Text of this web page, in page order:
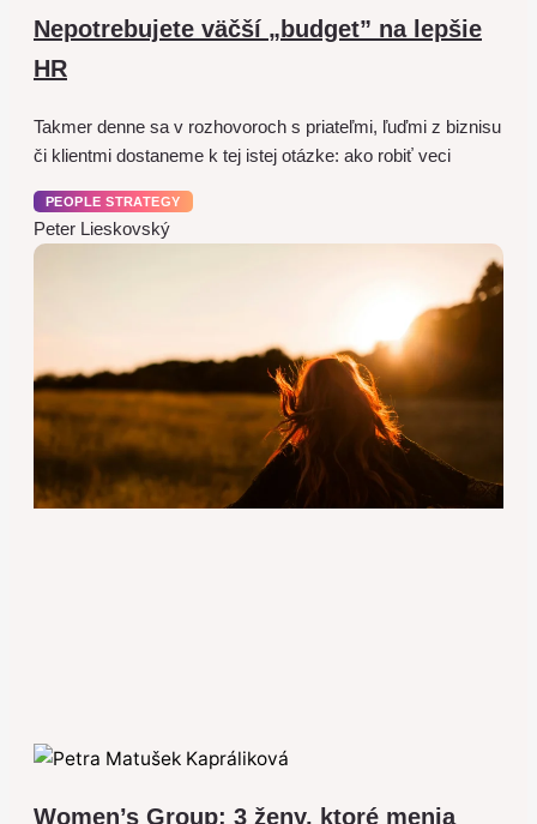
Nepotrebujete väčší „budget” na lepšie
HR
Takmer denne sa v rozhovoroch s priateľmi, ľuďmi z biznisu
či klientmi dostaneme k tej istej otázke: ako robiť veci
PEOPLE STRATEGY
Peter Lieskovský
Women’s Group: 3 ženy, ktoré menia